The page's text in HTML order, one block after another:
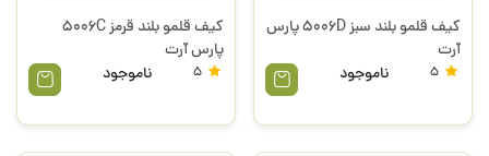
کیف قلمو بلند سبز 5006D پارس
آرت
ناموجود
کیف قلمو بلند قرمز 5006C
پارس آرت
ناموجود